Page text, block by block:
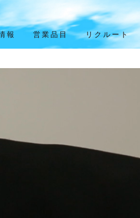
報 営業品目 リクルート